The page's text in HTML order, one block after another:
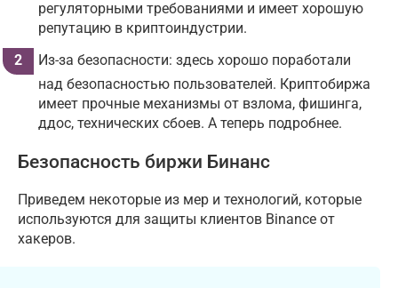
регуляторными требованиями и имеет хорошую
репутацию в криптоиндустрии.
Из-за безопасности: здесь хорошо поработали
над безопасностью пользователей. Криптобиржа
имеет прочные механизмы от взлома, фишинга,
ддос, технических сбоев. А теперь подробнее.
Безопасность биржи Бинанс
Приведем некоторые из мер и технологий, которые
используются для защиты клиентов Binance от
хакеров.